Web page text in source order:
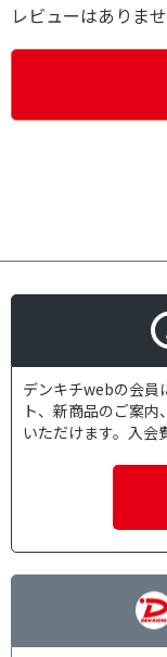
レビューはありませ
デンキチwebの会員
ト、新商品のご案
いただけます。入会